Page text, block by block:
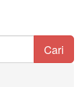
Cari